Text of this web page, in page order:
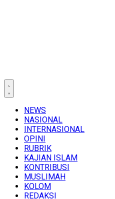
NEWS
NASIONAL
INTERNASIONAL
OPINI
RUBRIK
KAJIAN ISLAM
KONTRIBUSI
MUSLIMAH
KOLOM
REDAKSI